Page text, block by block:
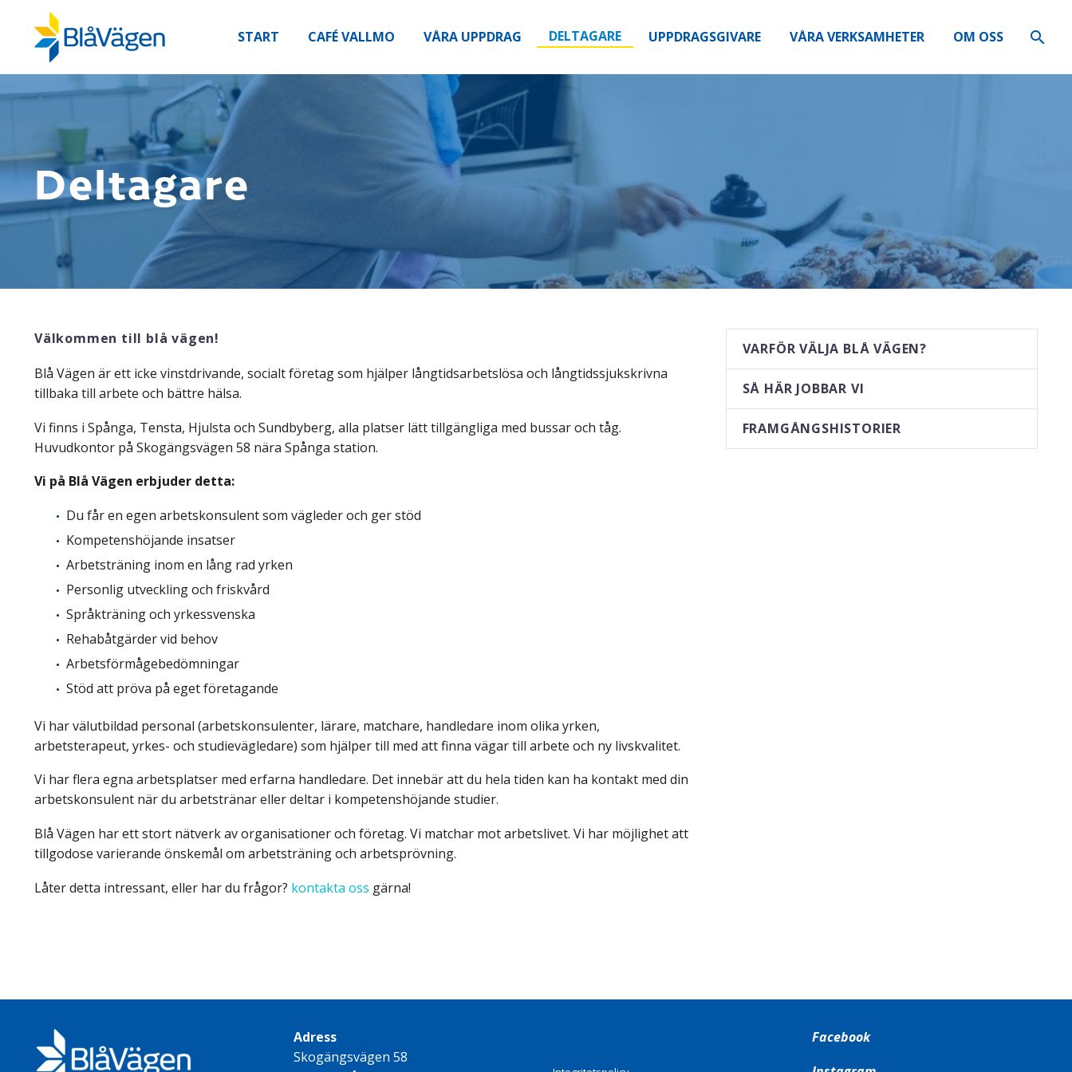
START CAFÉ VALLMO VÅRA UPPDRAG DELTAGARE UPPDRAGSGIVARE VÅRA VERKSAMHETER OM OSS
Deltagare
Välkommen till blå vägen!
Blå Vägen är ett icke vinstdrivande, socialt företag som hjälper långtidsarbetslösa och långtidssjukskrivna
tillbaka till arbete och bättre hälsa.
Vi finns i Spånga, Tensta, Hjulsta och Sundbyberg, alla platser lätt tillgängliga med bussar och tåg.
Huvudkontor på Skogängsvägen 58 nära Spånga station.
Vi på Blå Vägen erbjuder detta:
Du får en egen arbetskonsulent som vägleder och ger stöd
Kompetenshöjande insatser
Arbetsträning inom en lång rad yrken
Personlig utveckling och friskvård
Språkträning och yrkessvenska
Rehabåtgärder vid behov
Arbetsförmågebedömningar
Stöd att pröva på eget företagande
Vi har välutbildad personal (arbetskonsulenter, lärare, matchare, handledare inom olika yrken,
arbetsterapeut, yrkes- och studievägledare) som hjälper till med att finna vägar till arbete och ny livskvalitet.
Vi har flera egna arbetsplatser med erfarna handledare. Det innebär att du hela tiden kan ha kontakt med din
arbetskonsulent när du arbetstränar eller deltar i kompetenshöjande studier.
Blå Vägen har ett stort nätverk av organisationer och företag. Vi matchar mot arbetslivet. Vi har möjlighet att
tillgodose varierande önskemål om arbetsträning och arbetsprövning.
Låter detta intressant, eller har du frågor? kontakta oss gärna!
VARFÖR VÄLJA BLÅ VÄGEN?
SÅ HÄR JOBBAR VI
FRAMGÅNGSHISTORIER
Adress
Skogängsvägen 58
Facebook